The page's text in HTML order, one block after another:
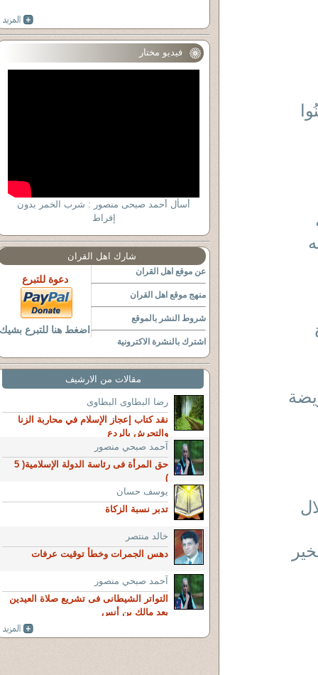
فيديو مختار
أسأل أحمد صبحى منصور : شرب الخمر بدون
إفراط
شارك اهل القران
عن موقع اهل القران
منهج موقع اهل القران
شروط النشر بالموقع
اشترك بالنشرة الاكترونية
دعوة للتبرع
اضغط هنا للتبرع بشيك
مقالات من الارشيف
رضا البطاوى البطاوى
نقد كتاب إعجاز الإسلام في محاربة الزنا
والتحرش بالردع
آحمد صبحي منصور
حق المرأة فى رئاسة الدولة الإسلامية( 5
)
يوسف حسان
تدبر نسبة الزكاة
خالد منتصر
دهس الجمرات وخطأ توقيت عرفات
آحمد صبحي منصور
التواتر الشيطانى فى تشريع صلاة العيدين
بعد مالك بن أنس